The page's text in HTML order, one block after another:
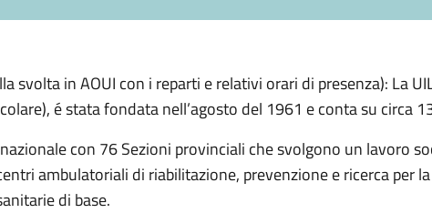
svolta in AOUI con i reparti e relativi orari di presenza): La
é stata fondata nell’agosto del 1961 e conta su circa
con 76 Sezioni provinciali che svolgono un lavoro
ambulatoriali di riabilitazione, prevenzione e ricerca per
di base.